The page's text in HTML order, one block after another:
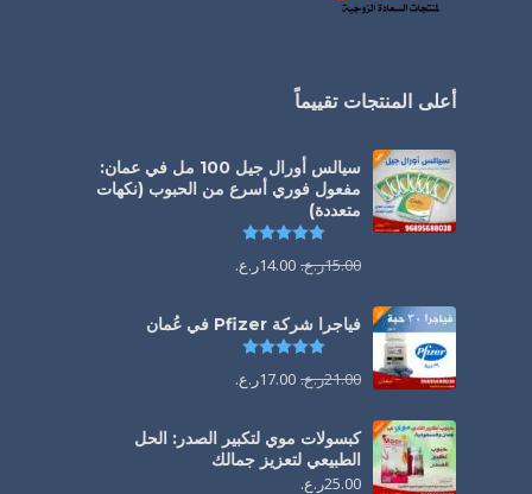
أعلى المنتجات تقييماً
سيالس أورال جيل 100 مل في عمان:
مفعول فوري أسرع من الحبوب (نكهات
متعددة)
15.00ر.ع. 14.00ر.ع.
فياجرا شركة Pfizer في عُمان
21.00ر.ع. 17.00ر.ع.
كبسولات موي لتكبير الصدر: الحل
الطبيعي لتعزيز جمالك
25.00ر.ع.